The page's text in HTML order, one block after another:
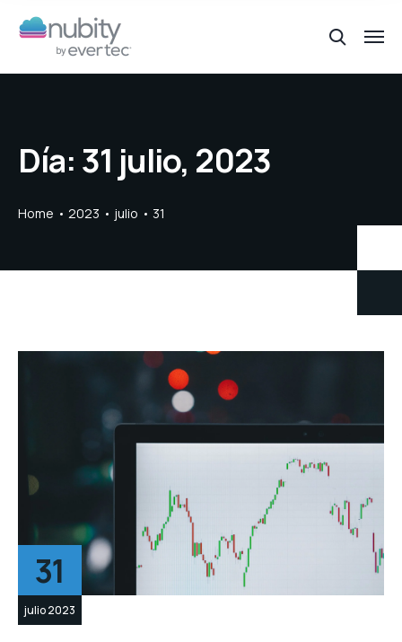
Día: 31 julio, 2023
Home 2023 julio 31
31
julio 2023